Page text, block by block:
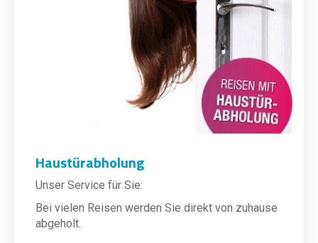
Haustürabholung
Unser Service für Sie:
Bei vielen Reisen werden Sie direkt von zuhause
abgeholt.